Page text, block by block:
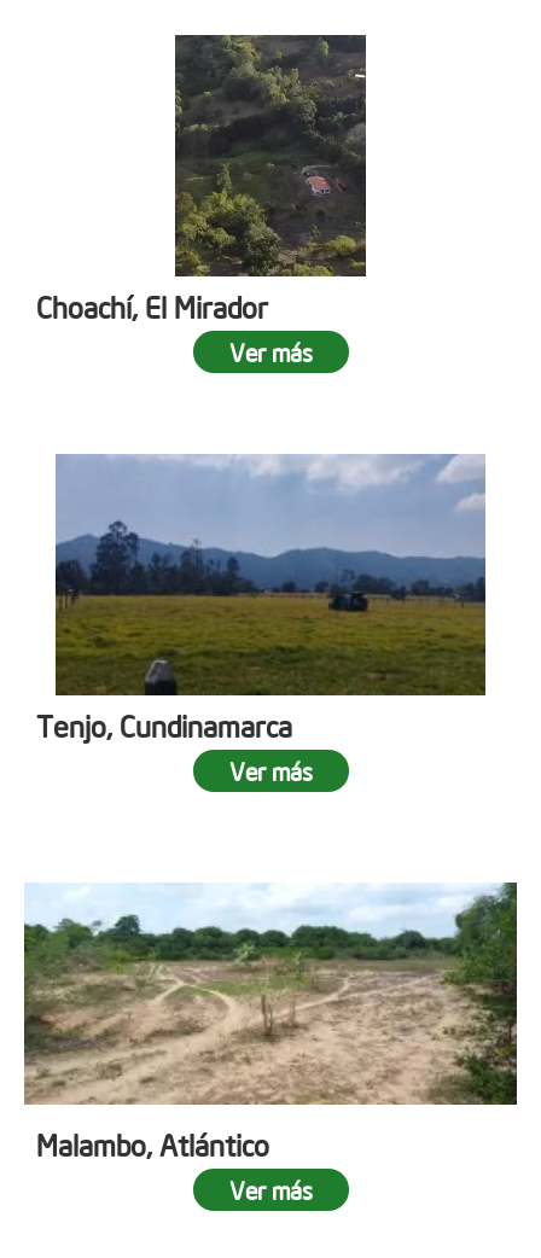
Choachí, El Mirador
Ver más
Tenjo, Cundinamarca
Ver más
Malambo, Atlántico
Ver más